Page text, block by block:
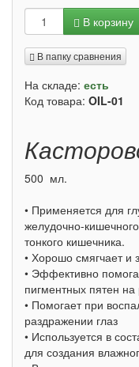
В корзину
В папку сравнения
На складе: есть
Код товара: OIL-01
500 мл.
• Применяется для
желудочно-
тонкого кишечника.
• Хорошо смягчает и
• Эффективно
пигментных пятен
• Помогает при
раздражении глаз
• Используется в
для создания